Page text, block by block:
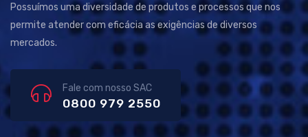
Possuímos uma diversidade de produtos e processos que nos
permite atender com eficácia as exigências de diversos
mercados.
Fale com nosso SAC
0800 979 2550